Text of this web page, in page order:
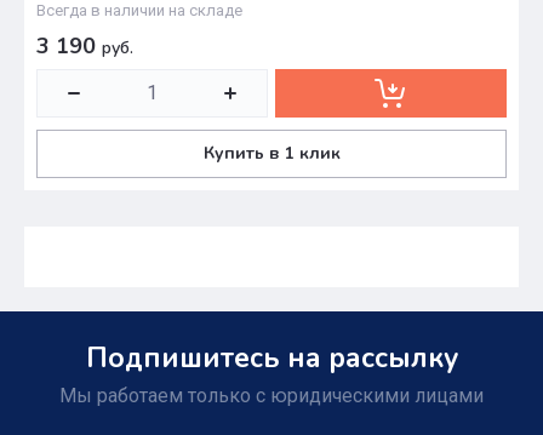
Всегда в наличии на складе
3 190 руб.
Купить в 1 клик
Подпишитесь на рассылку
Мы работаем только с юридическими лицами